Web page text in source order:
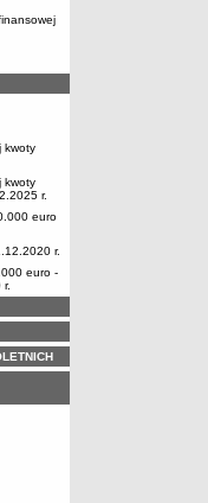
kwoty
kwoty
r.
euro
r.
euro -
r.